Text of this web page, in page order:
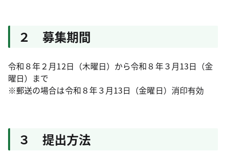
２ 募集期間
令和８年２月12日（木曜日）から令和８年３月13日（金
曜日）まで
※郵送の場合は令和８年３月13日（金曜日）消印有効
３ 提出方法